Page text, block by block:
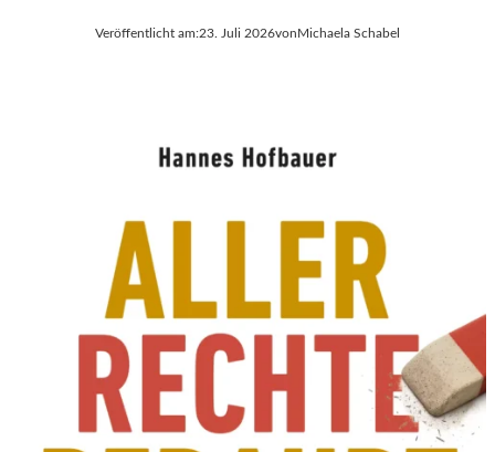
Veröffentlicht am:23. Juli 2026von Michaela Schabel